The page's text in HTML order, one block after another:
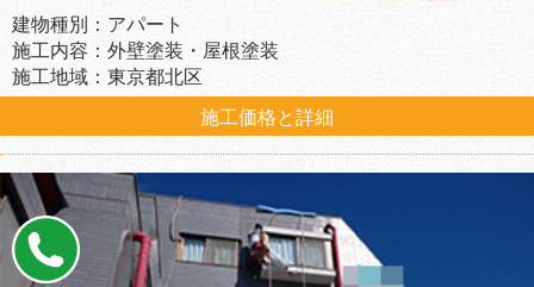
建物種別：アパート
施工内容：外壁塗装・屋根塗装
施工地域：東京都北区
施工価格と詳細